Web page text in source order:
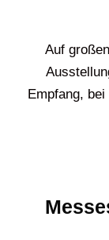
Auf
Empfang,